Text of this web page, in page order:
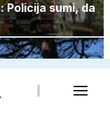
sumi, da